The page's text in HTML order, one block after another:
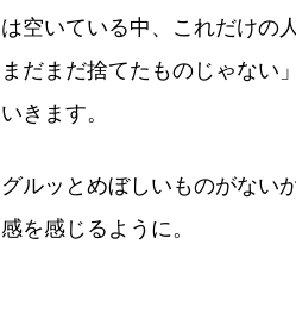
は空いている中、これだけの
まだまだ捨てたものじゃない
いきます。
グルッとめぼしいものがない
感を感じるように。